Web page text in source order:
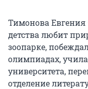
Тимонова Евгения
детства любит
зоопарке,
олимпиадах,
университета,
отделение